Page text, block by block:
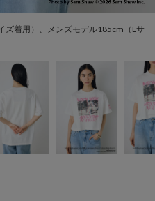
ズ着用）、メンズモデル185cm（Lサ